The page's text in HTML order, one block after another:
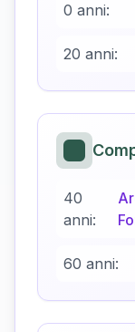
0 anni:
20 anni:
40
anni:
60 anni: